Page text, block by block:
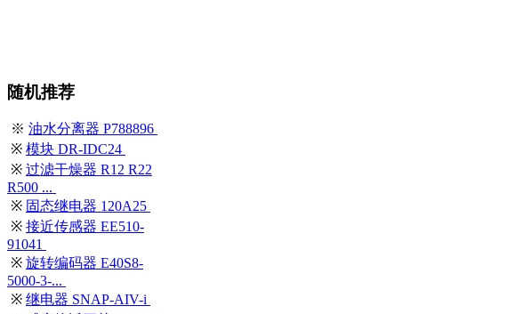
随机推荐
※ 油水分离器 P788896
※ 模块 DR-IDC24
※ 过滤干燥器 R12 R22
R500 ...
※ 固态继电器 120A25
※ 接近传感器 EE510-
91041
※ 旋转编码器 E40S8-
5000-3-...
※ 继电器 SNAP-AIV-i